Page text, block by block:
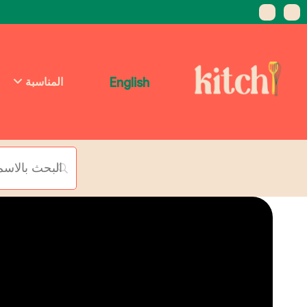
English المناسبة